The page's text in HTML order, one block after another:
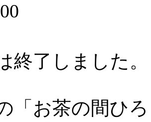
終了しました。
「お茶の間ひろ